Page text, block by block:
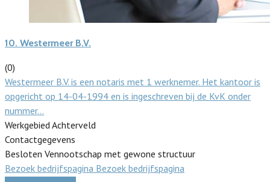
10. Westermeer B.V.
(0)
Westermeer B.V. is een notaris met 1 werknemer. Het kantoor is
opgericht op 14-04-1994 en is ingeschreven bij de KvK onder
nummer…
Werkgebied Achterveld
Contactgegevens
Besloten Vennootschap met gewone structuur
Bezoek bedrijfspagina Bezoek bedrijfspagina